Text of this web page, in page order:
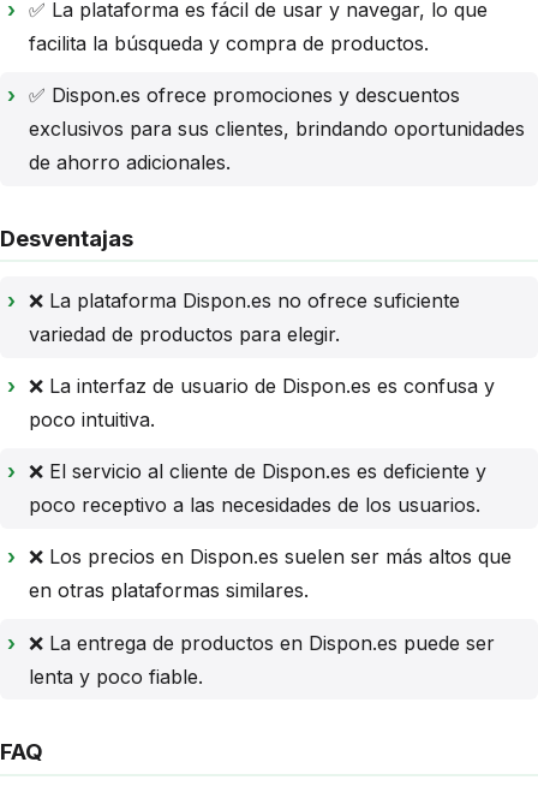
✅ La plataforma es fácil de usar y navegar, lo que
facilita la búsqueda y compra de productos.
✅ Dispon.es ofrece promociones y descuentos
exclusivos para sus clientes, brindando oportunidades
de ahorro adicionales.
Desventajas
❌ La plataforma Dispon.es no ofrece suficiente
variedad de productos para elegir.
❌ La interfaz de usuario de Dispon.es es confusa y
poco intuitiva.
❌ El servicio al cliente de Dispon.es es deficiente y
poco receptivo a las necesidades de los usuarios.
❌ Los precios en Dispon.es suelen ser más altos que
en otras plataformas similares.
❌ La entrega de productos en Dispon.es puede ser
lenta y poco fiable.
FAQ